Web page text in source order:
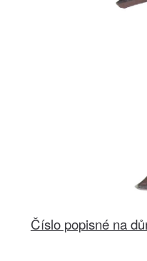
Číslo popisné na